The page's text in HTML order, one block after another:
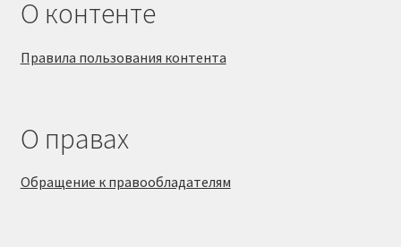
О контенте
Правила пользования контента
О правах
Обращение к правообладателям